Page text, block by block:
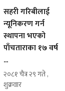
सहरी गरिबीलाई
न्यूनिकरण गर्न
स्थापना भएको
पाँचताराका १७ वर्ष
...
२०८१ चैत्र २९ गते ,
शुक्रवार